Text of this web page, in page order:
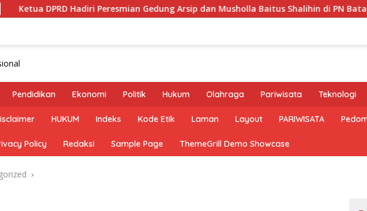
Hadiri Peresmian Gedung Arsip dan Musholla Baitus Shalihin di PN Batam
Pendidikan Ekonomi Politik Hukum Olahraga Pariwisata Teknologi
HUKUM Indeks Kode Etik Laman Layout PARIWISATA
Policy Redaksi Sample Page ThemeGrill Demo Showcase